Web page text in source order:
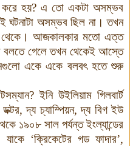
করে হয়? এ তো একটা অসম্ভব
ঘটনাটা অসম্ভব ছিল না। তখন
থেকে। আজকালকার মতো এত্ত
গেলে তখন থেকেই আস্তে
একে একে বলবৎ হতে শুরু
ইনি উইলিয়াম গিলবার্ট
দ্য চ্যাম্পিয়ন, দ্য বিগ ইউ
১৯০৮ সাল পর্যন্ত ইংল্যান্ডের
‘ক্রিকেটের গড ফাদার’,